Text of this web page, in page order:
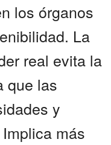
los órganos
La
real evita la
que las
y
más